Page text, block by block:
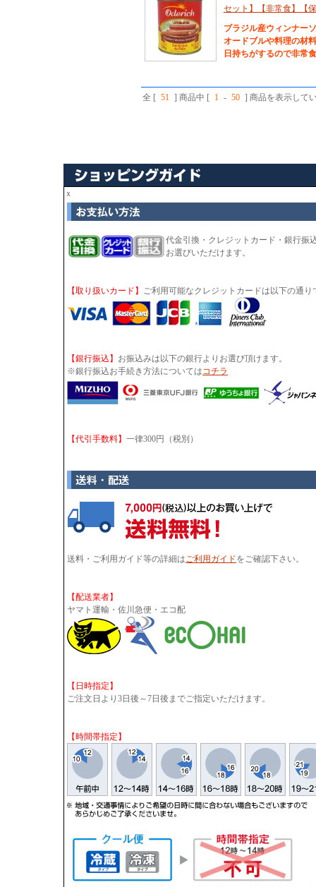
セット】【非常食】【
ブラジル産ウィンナー
オードブルや料理の材
日持ちがするので非常
全 [ 51 ] 商品中 [ 1 - 50 ] 商品を表示して
ｘ
代金引換・クレジットカード・銀行振
お選びいただけます。
【取り扱いカード】 ご利用可能なクレジットカードは以下の通り
【銀行振込】 お振込みは以下の銀行よりお選び頂けます。
※銀行振込お手続き方法についてはコチラ
【代引手数料】 一律300円（税別）
送料・ご利用ガイド等の詳細はご利用ガイドをご確認下さい。
【配送業者】
ヤマト運輸・佐川急便・エコ配
【日時指定】
ご注文日より3日後～7日後までご指定いただけます。
【時間帯指定】